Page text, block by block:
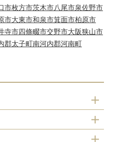
市枚方市茨木市八尾市泉佐野市
市大東市和泉市箕面市柏原市
寺市四條畷市交野市大阪狭山市
郡太子町南河内郡河南町